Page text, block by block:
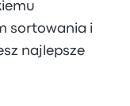
sortowania i
najlepsze